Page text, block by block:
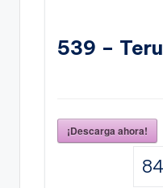
539 –
¡Descarga ahora!